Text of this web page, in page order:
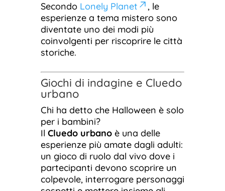
Secondo Lonely Planet
, le
esperienze a tema mistero sono
diventate uno dei modi più
coinvolgenti per riscoprire le città
storiche.
Giochi di indagine e Cluedo
urbano
Chi ha detto che Halloween è solo
per i bambini?
Il Cluedo urbanoè una delle
esperienze più amate dagli adulti:
un gioco di ruolo dal vivo dove i
partecipanti devono scoprire un
colpevole, interrogare personaggi